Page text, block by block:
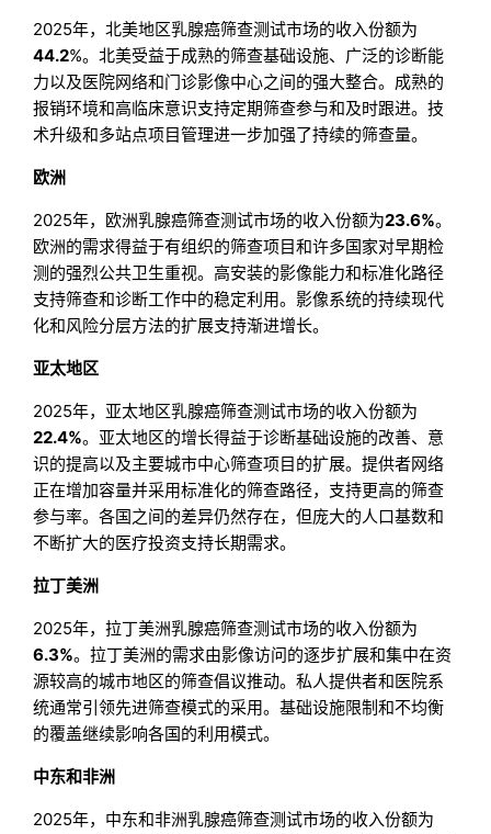
2025年，北美地区乳腺癌筛查测试市场的收入份额为
44.2%。北美受益于成熟的筛查基础设施、广泛的诊断能
力以及医院网络和门诊影像中心之间的强大整合。成熟的
报销环境和高临床意识支持定期筛查参与和及时跟进。技
术升级和多站点项目管理进一步加强了持续的筛查量。
欧洲
2025年，欧洲乳腺癌筛查测试市场的收入份额为23.6%。
欧洲的需求得益于有组织的筛查项目和许多国家对早期检
测的强烈公共卫生重视。高安装的影像能力和标准化路径
支持筛查和诊断工作中的稳定利用。影像系统的持续现代
化和风险分层方法的扩展支持渐进增长。
亚太地区
2025年，亚太地区乳腺癌筛查测试市场的收入份额为
22.4%。亚太地区的增长得益于诊断基础设施的改善、意
识的提高以及主要城市中心筛查项目的扩展。提供者网络
正在增加容量并采用标准化的筛查路径，支持更高的筛查
参与率。各国之间的差异仍然存在，但庞大的人口基数和
不断扩大的医疗投资支持长期需求。
拉丁美洲
2025年，拉丁美洲乳腺癌筛查测试市场的收入份额为
6.3%。拉丁美洲的需求由影像访问的逐步扩展和集中在资
源较高的城市地区的筛查倡议推动。私人提供者和医院系
统通常引领先进筛查模式的采用。基础设施限制和不均衡
的覆盖继续影响各国的利用模式。
中东和非洲
2025年，中东和非洲乳腺癌筛查测试市场的收入份额为